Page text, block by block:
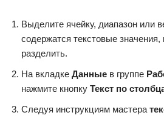
Выделите ячейку, диапазон или
содержатся текстовые значения,
разделить.
На вкладке Данные в группе
нажмите кнопку Текст по
Следуя инструкциям мастера